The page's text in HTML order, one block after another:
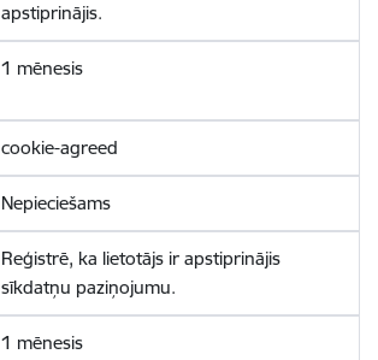
apstiprinājis.
1 mēnesis
cookie-agreed
Nepieciešams
Reģistrē, ka lietotājs ir apstiprinājis
sīkdatņu paziņojumu.
1 mēnesis